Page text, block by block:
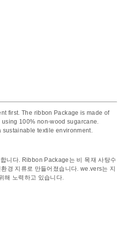
first. The ribbon Package is made of
100% non-wood sugarcane.
sustainable textile environment.
니다. Ribbon Package는 비 목재 사탕수
경 지류로 만들어졌습니다. we.vers는 지
해 노력하고 있습니다.